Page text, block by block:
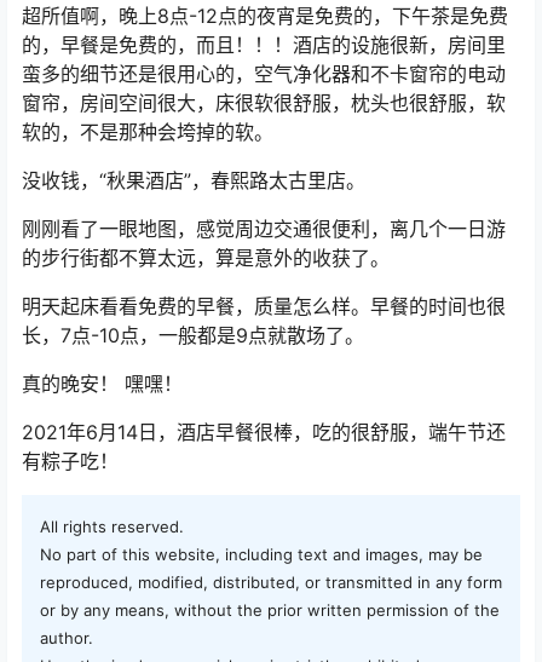
超所值啊，晚上8点-12点的夜宵是免费的，下午茶是免费
的，早餐是免费的，而且！！！酒店的设施很新，房间里
蛮多的细节还是很用心的，空气净化器和不卡窗帘的电动
窗帘，房间空间很大，床很软很舒服，枕头也很舒服，软
软的，不是那种会垮掉的软。
没收钱，“秋果酒店”，春熙路太古里店。
刚刚看了一眼地图，感觉周边交通很便利，离几个一日游
的步行街都不算太远，算是意外的收获了。
明天起床看看免费的早餐，质量怎么样。早餐的时间也很
长，7点-10点，一般都是9点就散场了。
真的晚安！ 嘿嘿！
2021年6月14日，酒店早餐很棒，吃的很舒服，端午节还
有粽子吃！
All rights reserved.
No part of this website, including text and images, may be
reproduced, modified, distributed, or transmitted in any form
or by any means, without the prior written permission of the
author.